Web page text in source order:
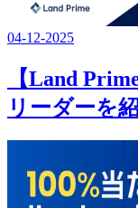
04-12-2025
【Land
リーダーを